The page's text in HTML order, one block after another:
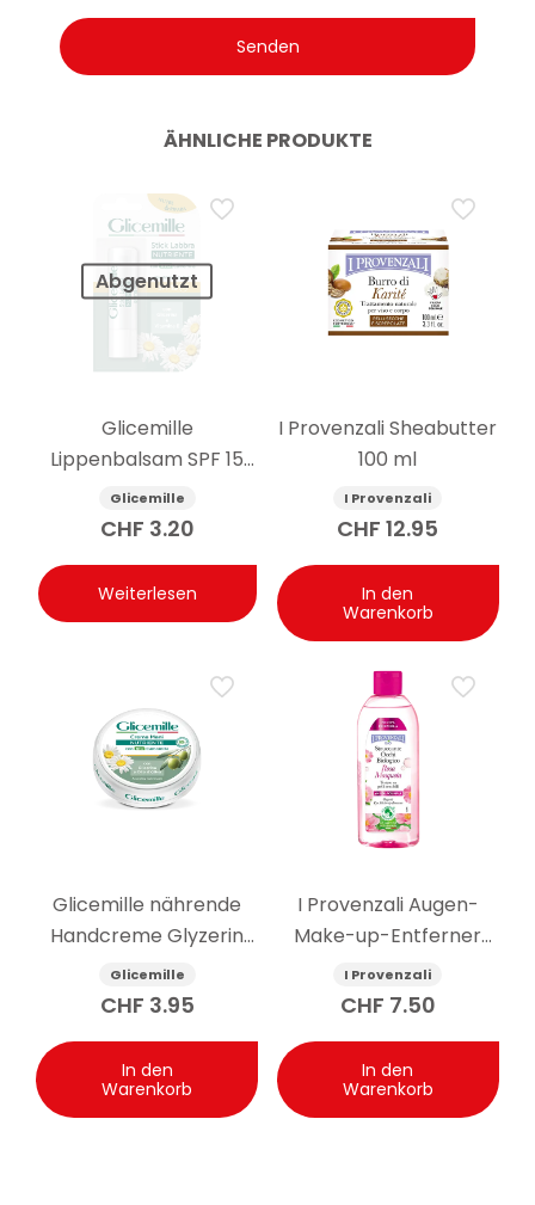
ÄHNLICHE PRODUKTE
Abgenutzt
Glicemille
Lippenbalsam SPF 15
pflegend 5.5g
Glicemille
CHF 3.20
Weiterlesen
I Provenzali Sheabutter
100 ml
I Provenzali
CHF 12.95
In den
Warenkorb
Glicemille nährende
Handcreme Glyzerin
und Kamille 100ml
Glicemille
CHF 3.95
In den
Warenkorb
I Provenzali Augen-
Make-up-Entferner
Bio-Hagebutte 150 ml
I Provenzali
CHF 7.50
In den
Warenkorb